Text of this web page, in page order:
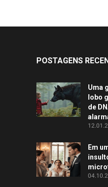
POSTAGENS
Uma
lobo
de
Em